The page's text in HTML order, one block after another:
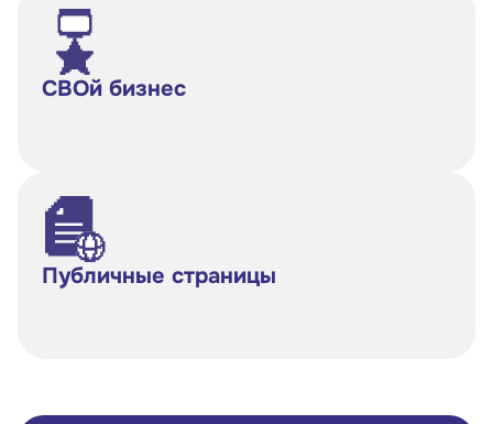
СВОй бизнес
Публичные страницы